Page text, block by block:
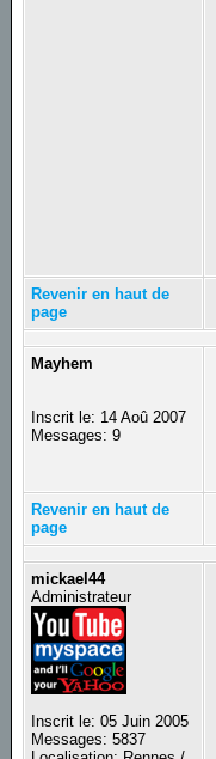
Revenir en haut de
page
Mayhem
Inscrit le: 14 Aoû 2007
Messages: 9
Revenir en haut de
page
mickael44
Administrateur
Inscrit le: 05 Juin 2005
Messages: 5837